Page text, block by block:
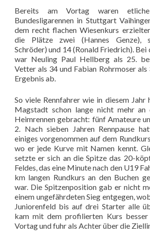
Bereits am Vortag waren
Bundesligarennen in Stuttgart
dem recht flachen Wiesenkurs
die Plätze zwei (Hannes Genze),
Schröder) und 14 (Ronald Friedrich). Bei
war Neuling Paul Hellberg als 25.
Vetter als 34 und Fabian Rohrmoser als
Ergebnis ab.
So viele Rennfahrer wie in diesem
Magstadt schon lange nicht mehr
Heimrennen gebracht: fünf Amateure
2. Nach sieben Jahren Rennpause
einiges vorgenommen auf dem
wo er jede Kurve mit Namen kennt.
setzte er sich an die Spitze das 20-
Feldes, das eine Minute nach den U19
km langen Rundkurs an den Buchen
war. Die Spitzenposition gab er nicht
einem ungefährdeten Sieg entgegen,
Juniorenfeld bis auf drei Starter alle
kam mit dem profilierten Kurs
Vortag und fuhr als Achter über die